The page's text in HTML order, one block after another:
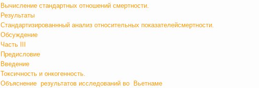
Вычисление стандартных отношений смертности.
Результаты
Стандартизированнный анализ относительных показателейсмертности.
Обсуждение
Часть III
Предисловие
Введение
Токсичность и онкогенность.
Объяснение результатов исследований во Вьетнаме